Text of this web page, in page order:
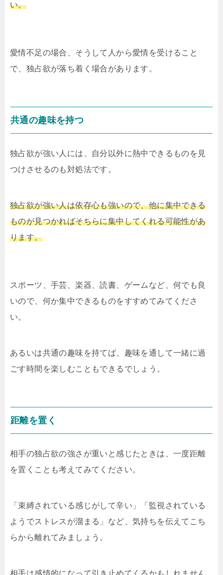
い。
愛情不足の場合、そうして人から愛情を受けること
で、独占欲が落ち着く場合があります。
共通の趣味を持つ
独占欲が強い人には、自分以外に熱中できるものを見
つけさせるのも対処法です。
独占欲が強い人は依存心も強いので、他に集中できる
ものが見つかればそちらに集中してくれる可能性があ
ります。
スポーツ、手芸、楽器、読書、ゲームなど、何でも良
いので、何か集中できるものをすすめてみてくださ
い。
あるいは共通の趣味を持てば、趣味を通して一緒に過
ごす時間を楽しむこともできるでしょう。
距離を置く
相手の独占欲の強さが重いと感じたときは、一度距離
を置くことも考えてみてください。
「束縛されている感じがして辛い」「監視されている
ようでストレスが溜まる」など、気持ちを伝えてこち
らから離れてみましょう。
相手は感情的になって引き止めてくるかもしれません